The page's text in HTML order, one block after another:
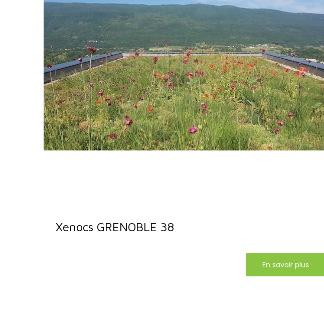
Xenocs GRENOBLE 38
En savoir plus